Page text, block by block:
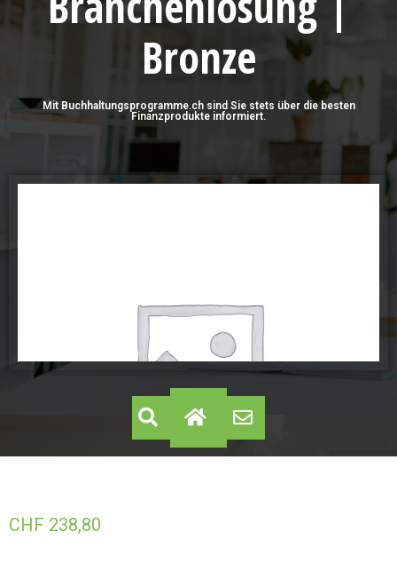
Bronze
Mit Buchhaltungsprogramme.ch sind Sie stets über die besten
Finanzprodukte informiert.
CHF 238,80